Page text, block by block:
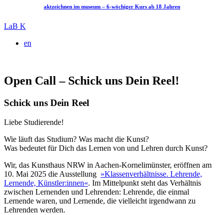
aktzeichnen im museum – 6-wöchiger Kurs ab 18 Jahren
LaB K
en
Open Call – Schick uns Dein Reel!
Schick uns Dein Reel
Liebe Studierende!
Wie läuft das Studium? Was macht die Kunst?
Was bedeutet für Dich das Lernen von und Lehren durch Kunst?
Wir, das Kunsthaus NRW in Aachen-Kornelimünster, eröffnen am
10. Mai 2025 die Ausstellung »Klassenverhältnisse. Lehrende,
Lernende, Künstler:innen«. Im Mittelpunkt steht das Verhältnis
zwischen Lernenden und Lehrenden: Lehrende, die einmal
Lernende waren, und Lernende, die vielleicht irgendwann zu
Lehrenden werden.